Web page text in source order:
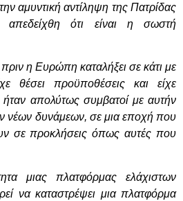
αμυντική αντίληψη της Πατρίδας
ότι είναι η σωστή
η Ευρώπη καταλήξει σε κάτι με
θέσει προϋποθέσεις και είχε
απολύτως συμβατοί με αυτήν
νέων δυνάμεων, σε μια εποχή που
σε προκλήσεις όπως αυτές που
μιας πλατφόρμας ελάχιστων
να καταστρέψει μια πλατφόρμα